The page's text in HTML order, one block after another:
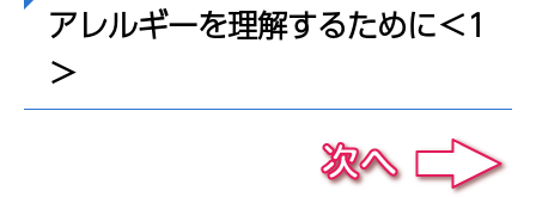
アレルギーを理解するために＜1
＞